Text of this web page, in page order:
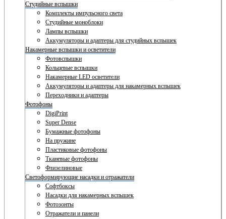
Студийные вспышки
Комплекты импульсного света
Студийные моноблоки
Лампы вспышки
Аккумуляторы и адаптеры для студийных вспышек
Накамерные вспышки и осветители
Фотовспышки
Кольцевые вспышки
Накамерные LED осветители
Аккумуляторы и адаптеры для накамерных вспышек
Переходники и адаптеры
Фотофоны
DigiPrint
Super Dense
Бумажные фотофоны
На пружине
Пластиковые фотофоны
Тканевые фотофоны
Флизелиновые
Светоформирующие насадки и отражатели
Софтбоксы
Насадки для накамерных вспышек
Фотозонты
Отражатели и панели